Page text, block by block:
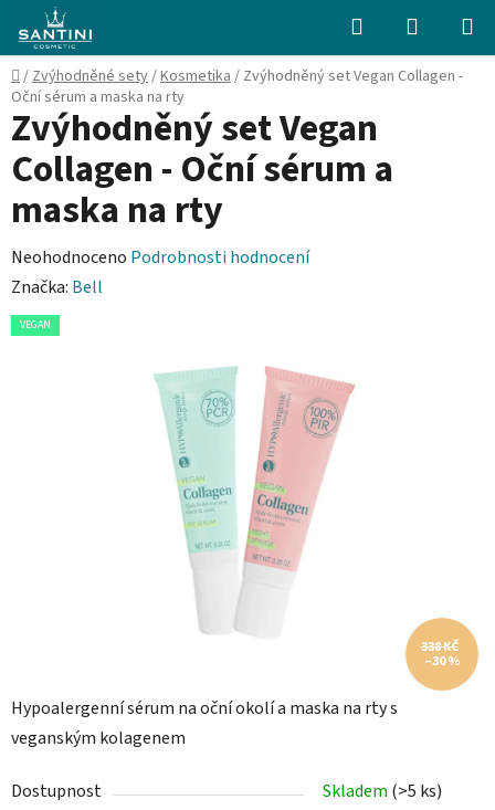
obsah
Hledat
KOŠÍK
Domů
/Zvýhodněné sety/Kosmetika/ Zvýhodněný set Vegan Collagen -
Oční sérum a maska na rty
Hypoalergenní sérum na oční okolí a maska na rty s
veganským kolagenem
Dostupnost Skladem (>5 ks)
Zvýhodněný set Vegan
Collagen - Oční sérum a
maska na rty
Průměrné
hodnocení
produktu
Neohodnoceno Podrobnosti hodnocení
Značka: Bell
VEGAN
338 KČ
–30 %